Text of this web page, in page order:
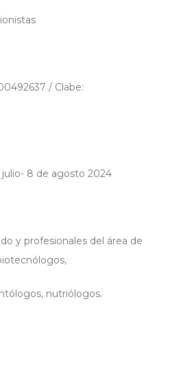
/ Clabe:
julio- 8 de agosto 2024
y profesionales del área de
nutriólogos.